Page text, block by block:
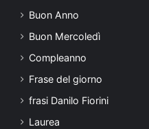
Buon Anno
Buon Mercoledì
Compleanno
Frase del giorno
frasi Danilo Fiorini
Laurea